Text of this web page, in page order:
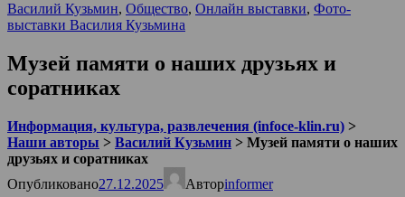
Василий Кузьмин, Общество, Онлайн выставки, Фото-
выставки Василия Кузьмина
Музей памяти о наших друзьях и
соратниках
Информация, культура, развлечения (infoce-klin.ru) >
Наши авторы > Василий Кузьмин > Музей памяти о наших
друзьях и соратниках
Опубликовано27.12.2025 Авторinformer